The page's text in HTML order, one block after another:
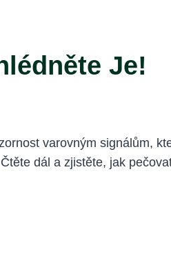
Je!
varovným signálům,
dál a zjistěte, jak